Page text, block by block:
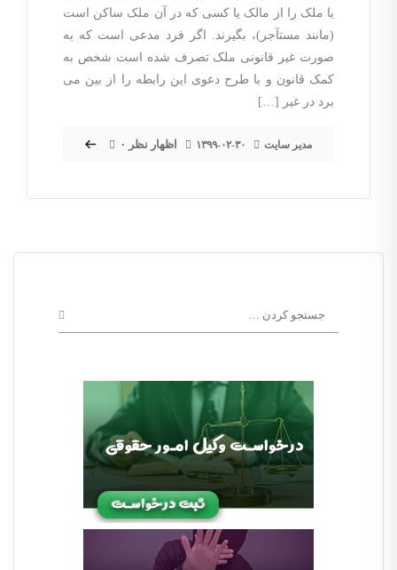
یا ملک را از مالک یا کسی که در آن ملک ساکن است
(مانند مستآجر)، بگیرند. اگر فرد مدعی است که به
صورت غیر قانونی ملک تصرف شده است شخص به
کمک قانون و با طرح دعوی این رابطه را از بین می
برد در غیر […]
مدیر سایت ۱۳۹۹-۰۲-۳۰ ۰ اظهار نظر